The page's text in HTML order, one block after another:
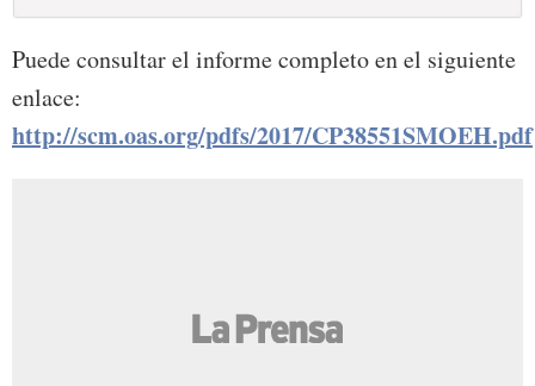
Puede consultar el informe completo en el siguiente
enlace:
http://scm.oas.org/pdfs/2017/CP38551SMOEH.pdf